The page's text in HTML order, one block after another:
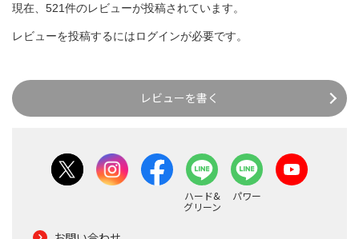
現在、521件のレビューが投稿されています。
レビューを投稿するにはログインが必要です。
レビューを書く
ハード&
グリーン
パワー